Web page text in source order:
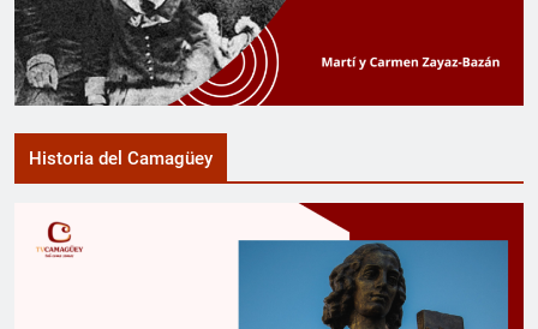
Historia del Camagüey